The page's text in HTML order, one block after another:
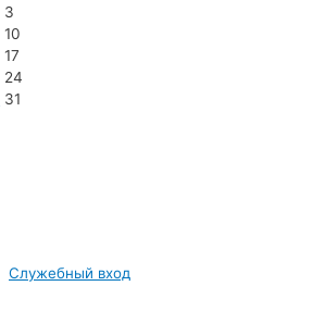
3
10
17
24
31
Служебный вход